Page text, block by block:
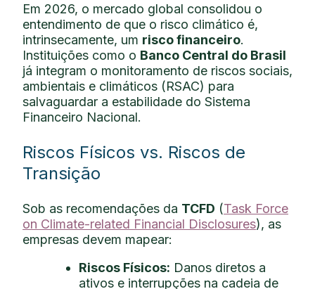
Em 2026, o mercado global consolidou o
entendimento de que o risco climático é,
intrinsecamente, um risco financeiro.
Instituições como o Banco Central do Brasil
já integram o monitoramento de riscos sociais,
ambientais e climáticos (RSAC) para
salvaguardar a estabilidade do Sistema
Financeiro Nacional.
Riscos Físicos vs. Riscos de
Transição
Sob as recomendações da TCFD (Task Force
on Climate-related Financial Disclosures), as
empresas devem mapear:
Riscos Físicos: Danos diretos a
ativos e interrupções na cadeia de